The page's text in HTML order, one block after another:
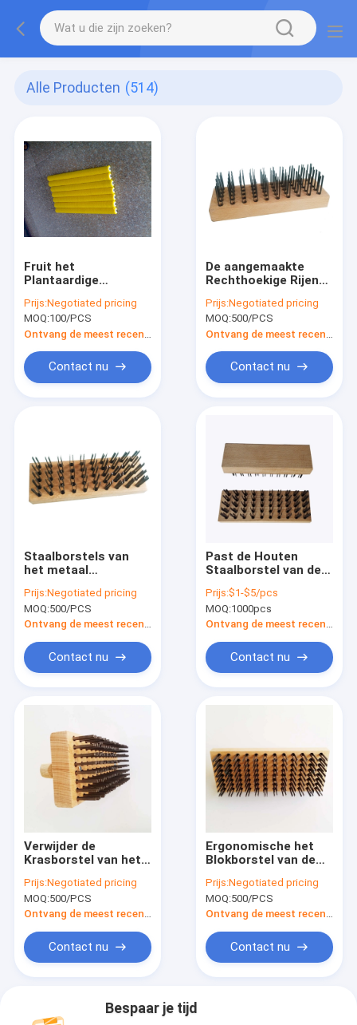
Alle Producten (514)
Fruit het
Plantaardige
Nylon Gele Zwarte
van de Rolborstel
Prijs:Negotiated pricing
MOQ:100/PCS
Contact nu
De aangemaakte
Rechthoekige Rijen
StaalStaalborstel
Prijs:Negotiated pricing
MOQ:500/PCS
Contact nu
Staalborstels van
het metaal
Oppoetsende
Schoonmakende
Roestvrije staal
Prijs:Negotiated pricing
MOQ:500/PCS
Contact nu
Past de Houten
Staalborstel van de
Toegelaten aan
Prijs:$1-$5/pcs
MOQ:1000pcs
Contact nu
Verwijder de
Krasborstel van het
met Vlak
Staalvarkenshaar
Prijs:Negotiated pricing
MOQ:500/PCS
Ontvang de meest recente Prijs
Contact nu
Ergonomische het
Blokborstel van de
met Vlakte
Prijs:Negotiated pricing
MOQ:500/PCS
Ontvang de meest recente Prijs
Contact nu
Bespaar je tijd